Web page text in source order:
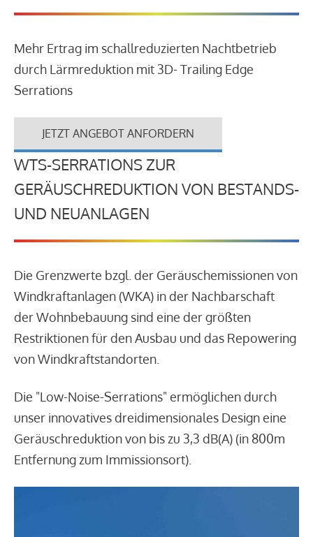
Mehr Ertrag im schallreduzierten Nachtbetrieb
durch Lärmreduktion mit 3D- Trailing Edge
Serrations
JETZT ANGEBOT ANFORDERN
WTS-SERRATIONS ZUR
GERÄUSCHREDUKTION VON BESTANDS-
UND NEUANLAGEN
Die Grenzwerte bzgl. der Geräuschemissionen von
Windkraftanlagen (WKA) in der Nachbarschaft
der Wohnbebauung sind eine der größten
Restriktionen für den Ausbau und das Repowering
von Windkraftstandorten.
Die "Low-Noise-Serrations" ermöglichen durch
unser innovatives dreidimensionales Design eine
Geräuschreduktion von bis zu 3,3 dB(A) (in 800m
Entfernung zum Immissionsort).